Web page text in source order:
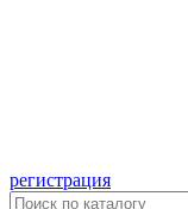
регистрация